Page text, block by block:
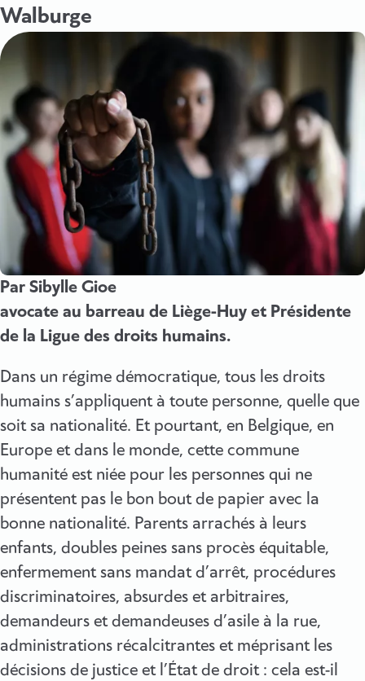
Walburge
Par Sibylle Gioe
avocate au barreau de Liège-Huy et Présidente
de la Ligue des droits humains.
Dans un régime démocratique, tous les droits
humains s’appliquent à toute personne, quelle que
soit sa nationalité. Et pourtant, en Belgique, en
Europe et dans le monde, cette commune
humanité est niée pour les personnes qui ne
présentent pas le bon bout de papier avec la
bonne nationalité. Parents arrachés à leurs
enfants, doubles peines sans procès équitable,
enfermement sans mandat d’arrêt, procédures
discriminatoires, absurdes et arbitraires,
demandeurs et demandeuses d’asile à la rue,
administrations récalcitrantes et méprisant les
décisions de justice et l’État de droit : cela est-il